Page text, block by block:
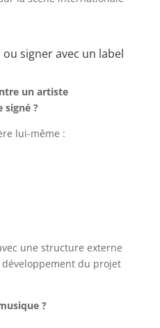
signer avec un label
un artiste
signé ?
lui-même :
une structure externe
du projet
?